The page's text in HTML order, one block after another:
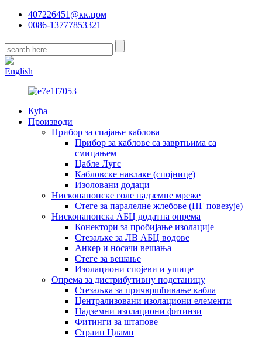
407226451@кк.цом
0086-13777853321
English
Кућа
Производи
Прибор за спајање каблова
Прибор за каблове са завртњима са
смицањем
Цабле Лугс
Кабловске навлаке (спојнице)
Изоловани додаци
Нисконапонске голе надземне мреже
Стеге за паралелне жлебове (ПГ повезује)
Нисконапонска АБЦ додатна опрема
Конектори за пробијање изолације
Стезаљке за ЛВ АБЦ водове
Анкер и носачи вешања
Стеге за вешање
Изолациони спојеви и ушице
Опрема за дистрибутивну подстаницу
Стезаљка за причвршћивање кабла
Централизовани изолациони елементи
Надземни изолациони фитинзи
Фитинги за штапове
Страин Цламп